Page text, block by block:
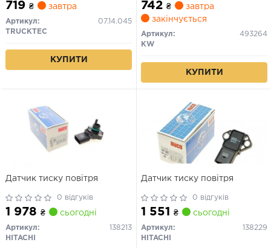
719 ₴ завтра
Артикул:
07.14.045
TRUCKTEC
КУПИТИ
742 ₴
завтра
закінчується
Артикул:
493264
KW
КУПИТИ
Датчик тиску повітря
0 відгуків
1 978 ₴ сьогодні
Артикул:
138213
HITACHI
Датчик тиску повітря
0 відгуків
1 551 ₴ сьогодні
Артикул:
138229
HITACHI